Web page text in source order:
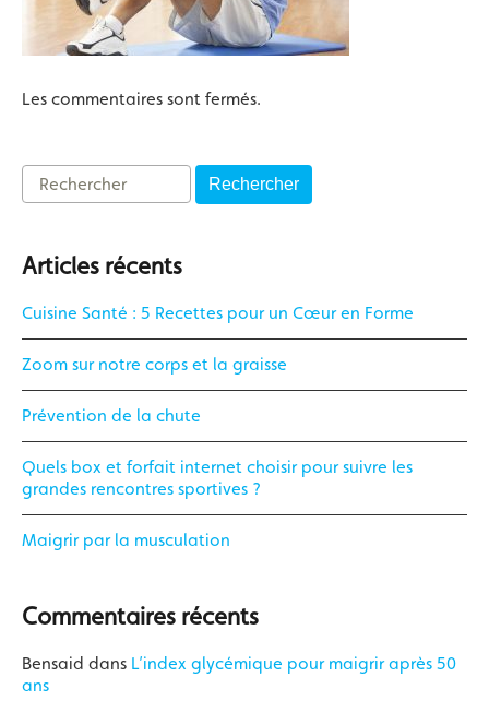
Les commentaires sont fermés.
Rechercher
Articles récents
Cuisine Santé : 5 Recettes pour un Cœur en Forme
Zoom sur notre corps et la graisse
Prévention de la chute
Quels box et forfait internet choisir pour suivre les
grandes rencontres sportives ?
Maigrir par la musculation
Commentaires récents
Bensaid dans L’index glycémique pour maigrir après 50
ans